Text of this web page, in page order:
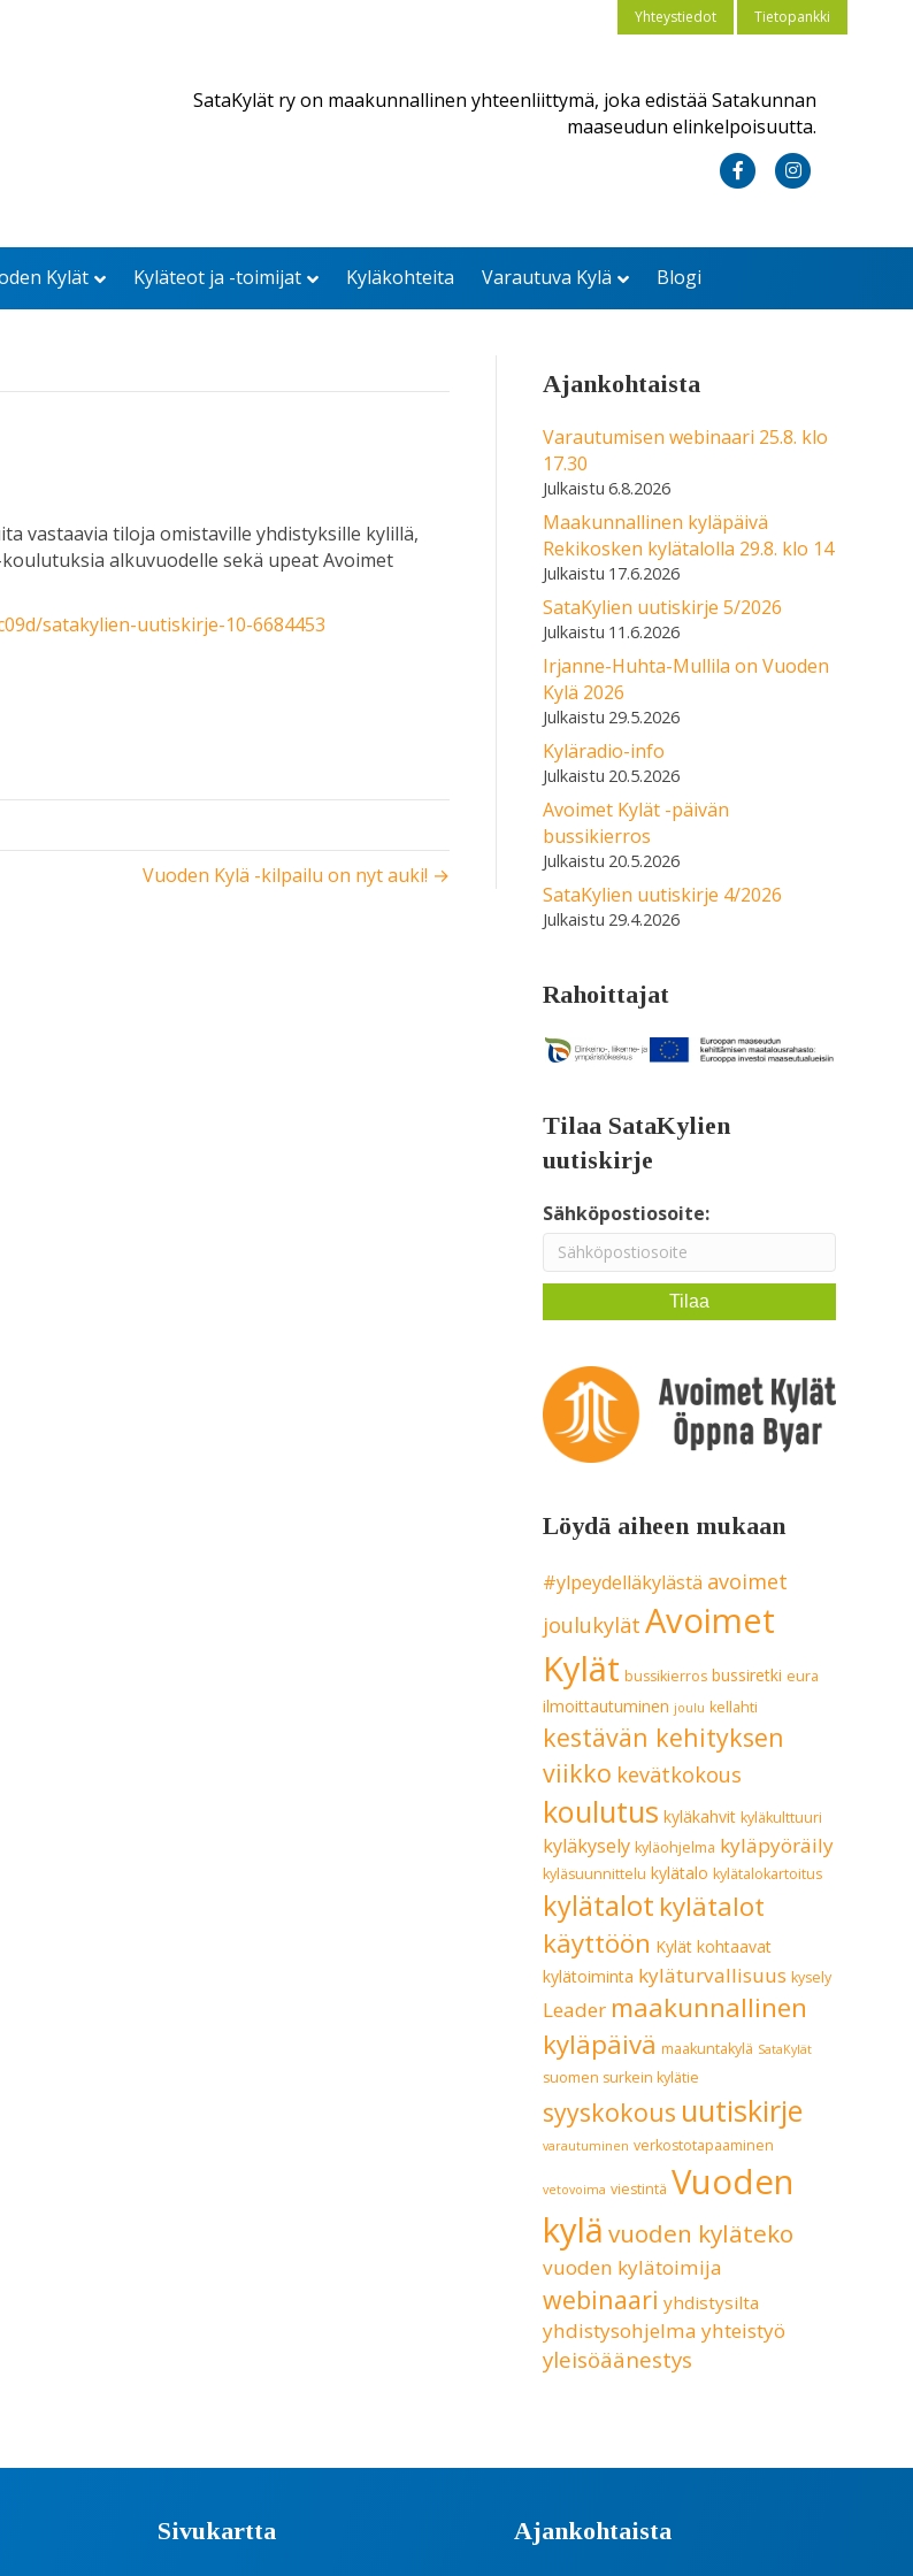
Yhteystiedot Tietopankki
SataKylät ry on maakunnallinen yhteenliittymä, joka edistää Satakunnan
maaseudun elinkelpoisuutta.
c
b
k
s
a
Kylät Kyläteot ja -toimijat Kyläkohteita Varautuva Kylä Blogi
vastaavia tiloja omistaville yhdistyksille kylillä,
alkuvuodelle sekä upeat Avoimet
satakylien-uutiskirje-10-6684453
Vuoden Kylä -kilpailu on nyt auki! →
Ajankohtaista
Varautumisen webinaari 25.8. klo
17.30
6.8.2026
Maakunnallinen kyläpäivä
Rekikosken kylätalolla 29.8. klo 14
17.6.2026
SataKylien uutiskirje 5/2026
11.6.2026
Irjanne-Huhta-Mullila on Vuoden
Kylä 2026
29.5.2026
Kyläradio-info
20.5.2026
Avoimet Kylät -päivän
bussikierros
20.5.2026
SataKylien uutiskirje 4/2026
29.4.2026
Rahoittajat
Tilaa SataKylien
uutiskirje
Sähköpostiosoite:
Löydä aiheen mukaan
#ylpeydelläkylästä avoimet
joulukylät Avoimet
Kylät bussikierros bussiretki eura
ilmoittautuminen joulu kellahti
kestävän kehityksen
viikko kevätkokous
koulutus kyläkahvit kyläkulttuuri
kyläkysely kyläohjelma kyläpyöräily
kyläsuunnittelu kylätalo kylätalokartoitus
kylätalot kylätalot
käyttöön Kylät kohtaavat
kylätoiminta kyläturvallisuus kysely
Leader maakunnallinen
kyläpäivä maakuntakylä SataKylät
suomen surkein kylätie
syyskokous uutiskirje
varautuminen verkostotapaaminen
vetovoima viestintä Vuoden
kylä vuoden kyläteko
vuoden kylätoimija
webinaari yhdistysilta
yhdistysohjelma yhteistyö
yleisöäänestys
Sivukartta Ajankohtaista